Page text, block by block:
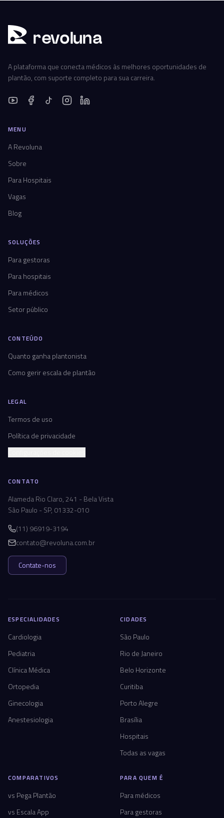
revoluna
A plataforma que conecta médicos às melhores oportunidades de
plantão, com suporte completo para sua carreira.
MENU
A Revoluna
Sobre
Para Hospitais
Vagas
Blog
SOLUÇÕES
Para gestoras
Para hospitais
Para médicos
Setor público
CONTEÚDO
Quanto ganha plantonista
Como gerir escala de plantão
LEGAL
Termos de uso
Política de privacidade
CONTATO
Alameda Rio Claro, 241 - Bela Vista
São Paulo - SP, 01332-010
(11) 96919-3194
contato@revoluna.com.br
Contate-nos
ESPECIALIDADES
Cardiologia
Pediatria
Clínica Médica
Ortopedia
Ginecologia
Anestesiologia
CIDADES
São Paulo
Rio de Janeiro
Belo Horizonte
Curitiba
Porto Alegre
Brasília
Hospitais
Todas as vagas
COMPARATIVOS
vs Pega Plantão
vs Escala App
PARA QUEM É
Para médicos
Para gestoras